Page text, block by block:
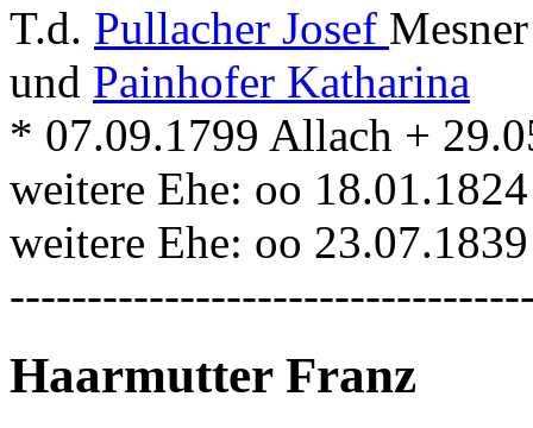
T.d. Pullacher Josef
und Painhofer Katharina
* 07.09.1799 Allach +
weitere Ehe: oo
weitere Ehe: oo
Haarmutter Franz